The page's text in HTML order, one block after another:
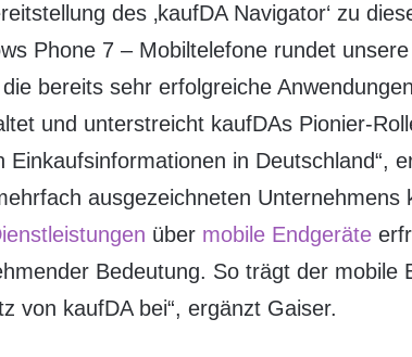
des ‚kaufDA Navigator‘ zu
Phone 7 – Mobiltelefone rundet
bereits sehr erfolgreiche
und unterstreicht kaufDAs Pionier-
Einkaufsinformationen in Deutschland“,
ausgezeichneten Unternehmens
über mobile Endgeräte
Bedeutung. So trägt der mobile
von kaufDA bei“, ergänzt Gaiser.